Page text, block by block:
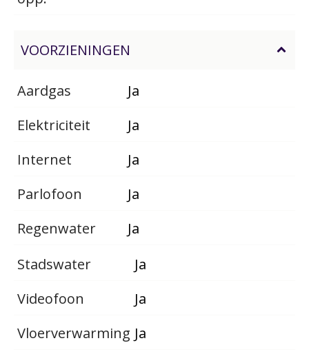
VOORZIENINGEN
Aardgas
Ja
Elektriciteit
Ja
Internet
Ja
Parlofoon
Ja
Regenwater
Ja
Stadswater
Ja
Videofoon
Ja
Vloerverwarming Ja